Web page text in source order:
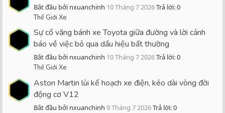
Bắt đầu bởi nxuanchinh 10 Tháng 7 2026Trả lời: 0
Thế Giới Xe
Sự cố văng bánh xe Toyota giữa đường và lời cảnh
báo về việc bỏ qua dấu hiệu bất thường
Bắt đầu bởi nxuanchinh 10 Tháng 7 2026Trả lời: 0
Thế Giới Xe
Aston Martin lùi kế hoạch xe điện, kéo dài vòng đời
động cơ V12
Bắt đầu bởi nxuanchinh 9 Tháng 7 2026Trả lời: 0